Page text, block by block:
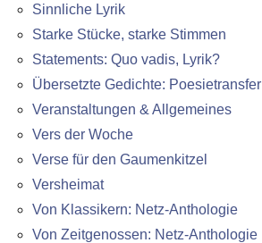
Sinnliche Lyrik
Starke Stücke, starke Stimmen
Statements: Quo vadis, Lyrik?
Übersetzte Gedichte: Poesietransfer
Veranstaltungen & Allgemeines
Vers der Woche
Verse für den Gaumenkitzel
Versheimat
Von Klassikern: Netz-Anthologie
Von Zeitgenossen: Netz-Anthologie